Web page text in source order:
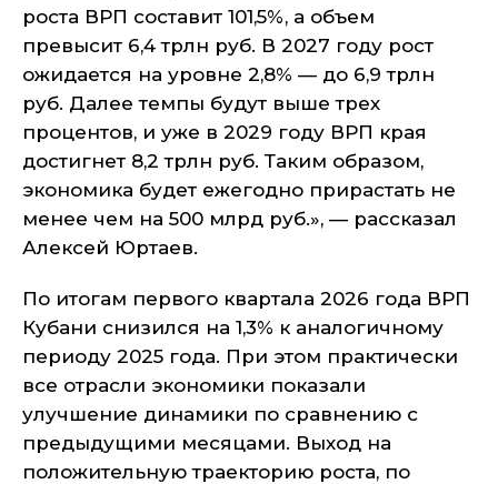
роста ВРП составит 101,5%, а объем
превысит 6,4 трлн руб. В 2027 году рост
ожидается на уровне 2,8% — до 6,9 трлн
руб. Далее темпы будут выше трех
процентов, и уже в 2029 году ВРП края
достигнет 8,2 трлн руб. Таким образом,
экономика будет ежегодно прирастать не
менее чем на 500 млрд руб.», — рассказал
Алексей Юртаев.
По итогам первого квартала 2026 года ВРП
Кубани снизился на 1,3% к аналогичному
периоду 2025 года. При этом практически
все отрасли экономики показали
улучшение динамики по сравнению с
предыдущими месяцами. Выход на
положительную траекторию роста, по